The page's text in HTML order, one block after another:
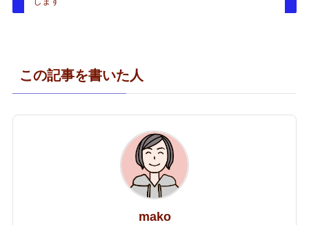
この記事を書いた人
mako